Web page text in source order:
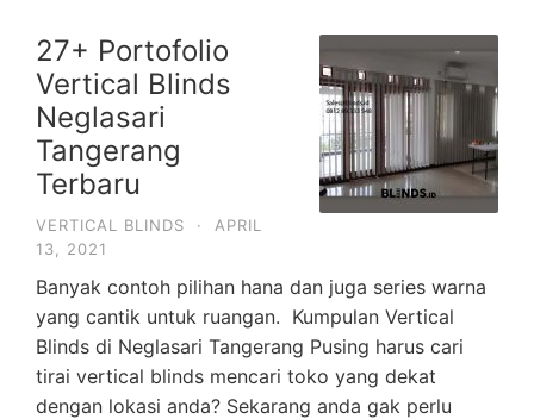
27+ Portofolio
Vertical Blinds
Neglasari
Tangerang
Terbaru
VERTICAL BLINDS ·
APRIL
13, 2021
Banyak contoh pilihan hana dan juga series warna
yang cantik untuk ruangan. Kumpulan Vertical
Blinds di Neglasari Tangerang Pusing harus cari
tirai vertical blinds mencari toko yang dekat
dengan lokasi anda? Sekarang anda gak perlu